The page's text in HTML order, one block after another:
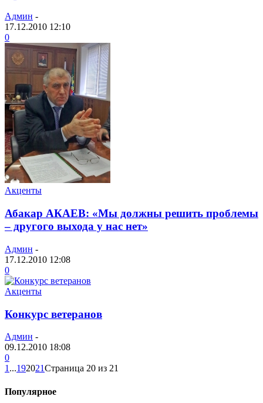
Админ -
17.12.2010 12:10
0
Акценты
Абакар АКАЕВ: «Мы должны решить проблемы
– другого выхода у нас нет»
Админ -
17.12.2010 12:08
0
Акценты
Конкурс ветеранов
Админ -
09.12.2010 18:08
0
1 ...192021Страница 20 из 21
Популярное